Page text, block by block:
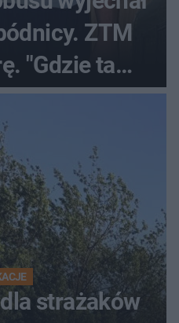
ZTM
"Gdzie ta
strażaków